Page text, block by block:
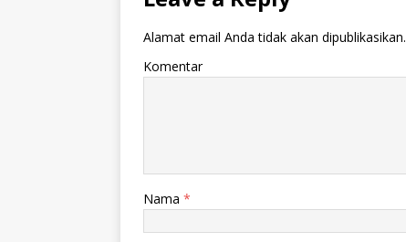
Alamat email Anda tidak akan dipublikasikan.
Komentar
Nama *